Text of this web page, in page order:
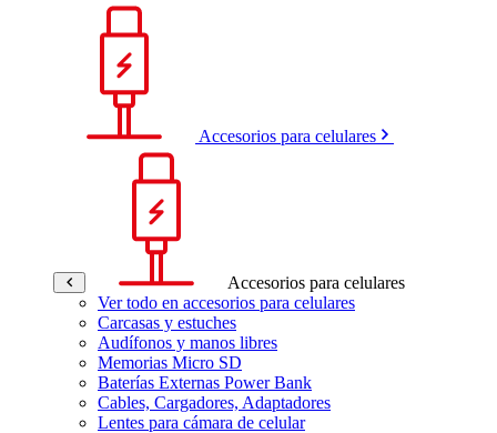
Accesorios para celulares
Accesorios para celulares
Ver todo en accesorios para celulares
Carcasas y estuches
Audífonos y manos libres
Memorias Micro SD
Baterías Externas Power Bank
Cables, Cargadores, Adaptadores
Lentes para cámara de celular